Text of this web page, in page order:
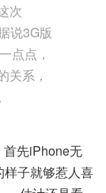
次
说3G版
点点，
关系，
先iPhone无
子就够惹人喜